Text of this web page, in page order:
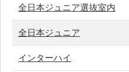
全日本ジュニア選抜室内
全日本ジュニア
インターハイ